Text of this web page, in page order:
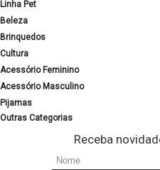
Linha Pet
Beleza
Brinquedos
Cultura
Acessório Feminino
Acessório Masculino
Pijamas
Outras Categorias
Receba